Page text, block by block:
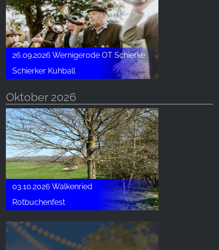
26.09.2026 Wernigerode OT Schierke
Schierker Kuhball
Oktober 2026
03.10.2026 Walkenried
Rotbuchenfest